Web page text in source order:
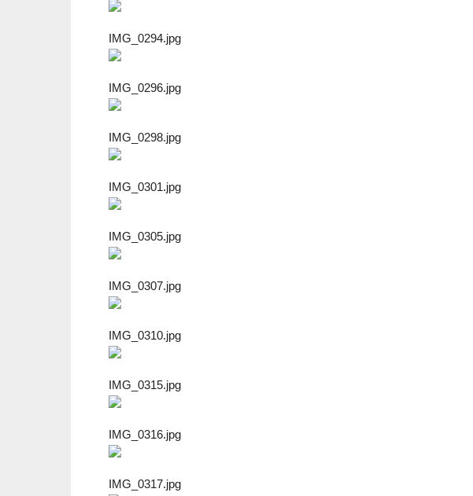
IMG_0294.jpg
IMG_0296.jpg
IMG_0298.jpg
IMG_0301.jpg
IMG_0305.jpg
IMG_0307.jpg
IMG_0310.jpg
IMG_0315.jpg
IMG_0316.jpg
IMG_0317.jpg